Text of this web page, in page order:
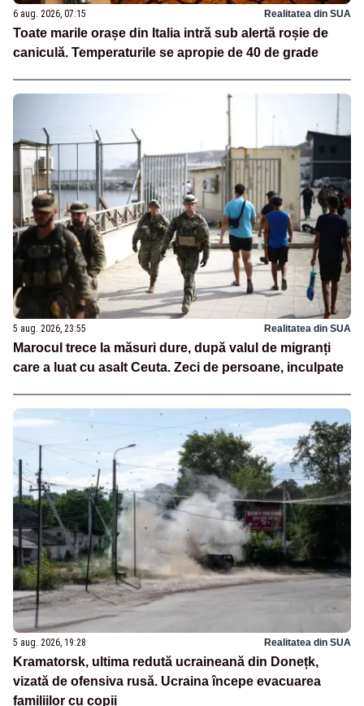
6 aug. 2026, 07:15 Realitatea din SUA
Toate marile orașe din Italia intră sub alertă roșie de
caniculă. Temperaturile se apropie de 40 de grade
5 aug. 2026, 23:55 Realitatea din SUA
Marocul trece la măsuri dure, după valul de migranți
care a luat cu asalt Ceuta. Zeci de persoane, inculpate
5 aug. 2026, 19:28 Realitatea din SUA
Kramatorsk, ultima redută ucraineană din Donețk,
vizată de ofensiva rusă. Ucraina începe evacuarea
familiilor cu copii